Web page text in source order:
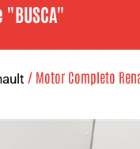
"BUSCA"
/ Motor Completo